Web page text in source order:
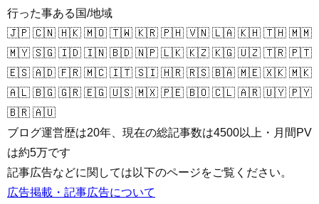
行った事ある国/地域
🇯🇵 🇨🇳 🇭🇰 🇲🇴 🇹🇼 🇰🇷 🇵🇭 🇻🇳 🇱🇦 🇰🇭 🇹🇭 🇲🇲
🇲🇾 🇸🇬 🇮🇩 🇮🇳 🇧🇩 🇳🇵 🇱🇰 🇰🇿 🇰🇬 🇺🇿 🇹🇷 🇵🇹
🇪🇸 🇦🇩 🇫🇷 🇲🇨 🇮🇹 🇸🇮 🇭🇷 🇷🇸 🇧🇦 🇲🇪 🇽🇰 🇲🇰
🇦🇱 🇧🇬 🇬🇷 🇪🇬 🇺🇸 🇲🇽 🇵🇪 🇧🇴 🇨🇱 🇦🇷 🇺🇾 🇵🇾
🇧🇷 🇦🇺
ブログ運営歴は20年、現在の総記事数は4500以上・月間PV
は約5万です
記事広告などに関しては以下のページをご覧ください。
広告掲載・記事広告について